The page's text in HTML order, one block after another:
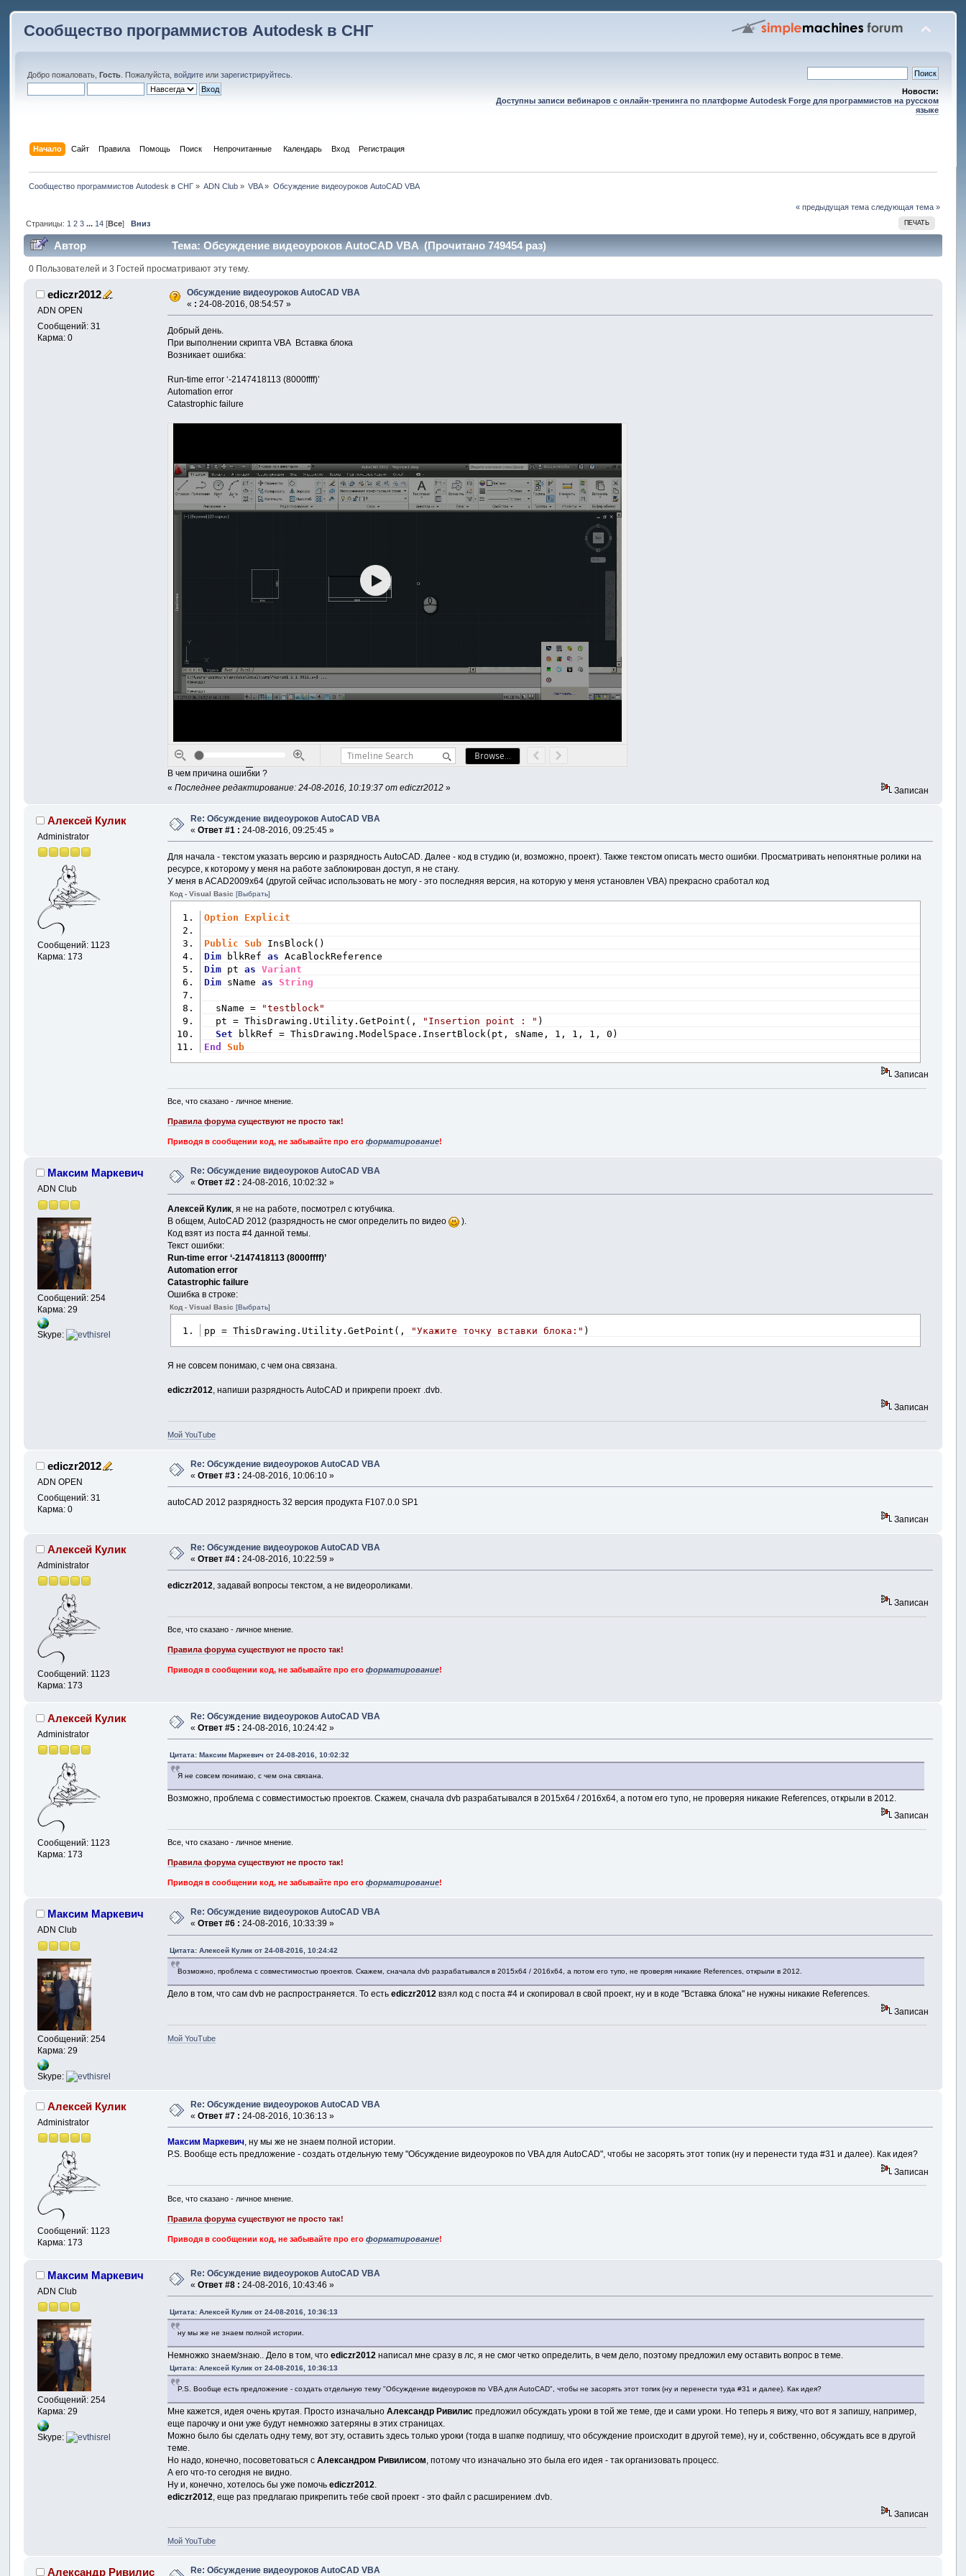
Сообщество программистов Autodesk в СНГ
Добро пожаловать,Гость . Пожалуйста,войдите илизарегистрируйтесь
Новости:
Доступны записи вебинаров с онлайн-тренинга по платформе Autodesk Forge для программистов на русском
языке
Начало Сайт Правила Помощь Поиск Непрочитанные Календарь Вход Регистрация
Сообщество программистов Autodesk в СНГ» ADN Club » VBA» Обсуждение видеоуроков AutoCAD VBA
« предыдущая тема следующая тема »
ПЕЧАТЬ
Страницы: 1 2 3 ... 14[Все] Вниз
Автор Тема: Обсуждение видеоуроков AutoCAD VBA (Прочитано 749454 раз)
0 Пользователей и 3 Гостей просматривают эту тему.
ediczr2012
ADN OPEN
Сообщений: 31
Карма: 0
Обсуждение видеоуроков AutoCAD VBA
« : 24-08-2016, 08:54:57 »
Добрый день.
При выполнении скрипта VBA Вставка блока
Возникает ошибка:
Run-time error ‘-2147418113 (8000ffff)’
Automation error
Catastrophic failure
В чем причина ошибки ?
«Последнее редактирование: 24-08-2016, 10:19:37 от ediczr2012 » Записан
Алексей Кулик
Administrator
Сообщений: 1123
Карма: 173
Re: Обсуждение видеоуроков AutoCAD VBA
«Ответ #1 : 24-08-2016, 09:25:45 »
Для начала - текстом указать версию и разрядность AutoCAD. Далее - код в студию (и, возможно, проект). Также текстом описать место ошибки. Просматривать непонятные ролики на
ресурсе, к которому у меня на работе заблокирован доступ, я не стану.
У меня в ACAD2009x64 (другой сейчас использовать не могу - это последняя версия, на которую у меня установлен VBA) прекрасно сработал код
Код - Visual Basic[Выбрать]
Option Explicit
Public Sub InsBlock()
Dim blkRef as AcaBlockReference
Dim pt as
Variant
Dim sName as String
sName =
"testblock"
pt = ThisDrawing.Utility.GetPoint(,
"Insertion point : " )
Set blkRef = ThisDrawing.ModelSpace.InsertBlock(pt, sName, 1, 1, 1, 0)
End
Sub
Записан
Все, что сказано - личное мнение.
Правила форума существуют не просто так!
Приводя в сообщении код, не забывайте про его форматирование!
Максим Маркевич
ADN Club
Сообщений: 254
Карма: 29
Skype:
Re: Обсуждение видеоуроков AutoCAD VBA
«Ответ #2 : 24-08-2016, 10:02:32 »
Алексей Кулик, я не на работе, посмотрел с ютубчика.
В общем, AutoCAD 2012 (разрядность не смог определить по видео
).
Код взят из поста #4 данной темы.
Текст ошибки:
Run-time error ‘-2147418113 (8000ffff)’
Automation error
Catastrophic failure
Ошибка в строке:
Код - Visual Basic[Выбрать]
pp = ThisDrawing.Utility.GetPoint(, "Укажите точку вставки блока:" )
Я не совсем понимаю, с чем она связана.
ediczr2012, напиши разрядность AutoCAD и прикрепи проект .dvb.
Записан
Мой YouTube
ediczr2012
ADN OPEN
Сообщений: 31
Карма: 0
Re: Обсуждение видеоуроков AutoCAD VBA
«Ответ #3 : 24-08-2016, 10:06:10 »
autoCAD 2012 разрядность 32 версия продукта F107.0.0 SP1
Записан
Алексей Кулик
Administrator
Сообщений: 1123
Карма: 173
Re: Обсуждение видеоуроков AutoCAD VBA
«Ответ #4 : 24-08-2016, 10:22:59 »
ediczr2012 , задавай вопросы текстом, а не видеороликами.
Записан
Все, что сказано - личное мнение.
Правила форума существуют не просто так!
Приводя в сообщении код, не забывайте про его форматирование!
Алексей Кулик
Administrator
Сообщений: 1123
Карма: 173
Re: Обсуждение видеоуроков AutoCAD VBA
«Ответ #5 : 24-08-2016, 10:24:42 »
Цитата: Максим Маркевич от 24-08-2016, 10:02:32
Я не совсем понимаю, с чем она связана.
Возможно, проблема с совместимостью проектов. Скажем, сначала dvb разрабатывался в 2015х64 / 2016х64, а потом его тупо, не проверяя никакие References, открыли в 2012.
Записан
Все, что сказано - личное мнение.
Правила форума существуют не просто так!
Приводя в сообщении код, не забывайте про его форматирование!
Максим Маркевич
ADN Club
Сообщений: 254
Карма: 29
Skype:
Re: Обсуждение видеоуроков AutoCAD VBA
«Ответ #6 : 24-08-2016, 10:33:39 »
Цитата: Алексей Кулик от 24-08-2016, 10:24:42
Возможно, проблема с совместимостью проектов. Скажем, сначала dvb разрабатывался в 2015х64 / 2016х64, а потом его тупо, не проверяя никакие References, открыли в 2012.
Дело в том, что сам dvb не распространяется. То естьediczr2012 взял код с поста #4 и скопировал в свой проект, ну и в коде "Вставка блока" не нужны никакие References.
Записан
Мой YouTube
Алексей Кулик
Administrator
Сообщений: 1123
Карма: 173
Re: Обсуждение видеоуроков AutoCAD VBA
«Ответ #7 : 24-08-2016, 10:36:13 »
Максим Маркевич, ну мы же не знаем полной истории.
P.S. Вообще есть предложение - создать отдельную тему "Обсуждение видеоуроков по VBA для AutoCAD", чтобы не засорять этот топик (ну и перенести туда #31 и далее). Как идея?
Записан
Все, что сказано - личное мнение.
Правила форума существуют не просто так!
Приводя в сообщении код, не забывайте про его форматирование!
Максим Маркевич
ADN Club
Сообщений: 254
Карма: 29
Skype:
Re: Обсуждение видеоуроков AutoCAD VBA
«Ответ #8 : 24-08-2016, 10:43:46 »
Цитата: Алексей Кулик от 24-08-2016, 10:36:13
ну мы же не знаем полной истории.
Немножко знаем/знаю.. Дело в том, чтоediczr2012 написал мне сразу в лс, я не смог четко определить, в чем дело, поэтому предложил ему оставить вопрос в теме.
Цитата: Алексей Кулик от 24-08-2016, 10:36:13
P.S. Вообще есть предложение - создать отдельную тему "Обсуждение видеоуроков по VBA для AutoCAD", чтобы не засорять этот топик (ну и перенести туда #31 и далее). Как идея?
Мне кажется, идея очень крутая. Просто изначальноАлександр Ривилис предложил обсуждать уроки в той же теме, где и сами уроки. Но теперь я вижу, что вот я запишу, например,
еще парочку и они уже будут немножко затеряны в этих страницах.
Можно было бы сделать одну тему, вот эту, оставить здесь только уроки (тогда в шапке подпишу, что обсуждение происходит в другой теме), ну и, собственно, обсуждать все в другой
теме.
Но надо, конечно, посоветоваться сАлександром Ривилисом , потому что изначально это была его идея - так организовать процесс.
А его что-то сегодня не видно.
Ну и, конечно, хотелось бы уже помочьediczr2012
ediczr2012 , еще раз предлагаю прикрепить тебе свой проект - это файл с расширением .dvb.
Записан
Мой YouTube
Александр Ривилис Re: Обсуждение видеоуроков AutoCAD VBA